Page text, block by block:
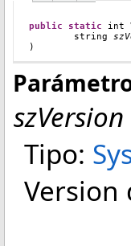
public static int
string
)
szVersion
Tipo:
Version